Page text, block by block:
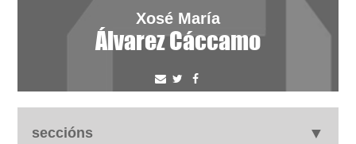
Xosé María
Álvarez Cáccamo
seccións